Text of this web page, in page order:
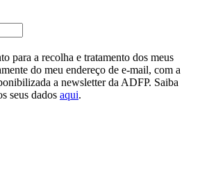
para a recolha e tratamento dos meus
do meu endereço de e-mail, com a
a newsletter da ADFP. Saiba
seus dados aqui.